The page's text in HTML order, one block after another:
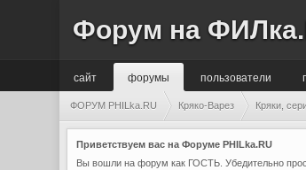
Форум на
сайт форумы пользователи
ФОРУМ PHILka.RU Кряко-Варез Кряки,
Приветствуем вас на Форуме PHILka.RU
Вы вошли на форум как ГОСТЬ. Убедительно